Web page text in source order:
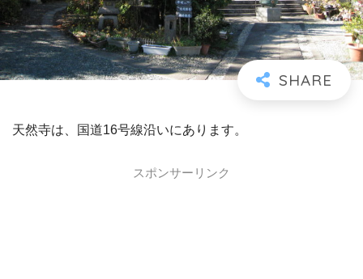
天然寺は、国道16号線沿いにあります。
スポンサーリンク